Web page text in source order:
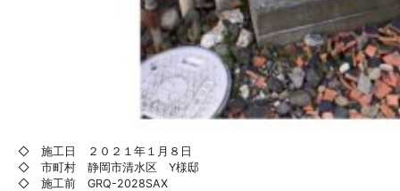
◇ 施工日 ２０２１年１月８日
◇ 市町村 静岡市清水区 Y様邸
◇ 施工前 GRQ-2028SAX